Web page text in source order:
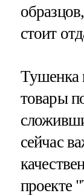
стоит
Тушенка
товары
сейчас
проекте